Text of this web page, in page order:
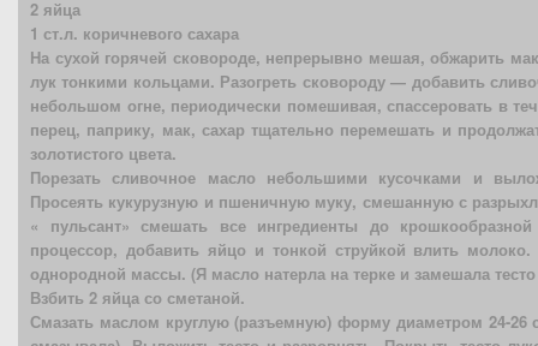
2 яйца
1 ст.л. коричневого сахара
На сухой горячей сковороде, непрерывно мешая, обжарить
лук тонкими кольцами. Разогреть сковороду — добавить
небольшом огне, периодически помешивая, спассеровать в
перец, паприку, мак, сахар тщательно перемешать и
золотистого цвета.
Порезать сливочное масло небольшими кусочками и
Просеять кукурузную и пшеничную муку, смешанную с
« пульсант» смешать все ингредиенты до
процессор, добавить яйцо и тонкой струйкой влить
однородной массы. (Я масло натерла на терке и замешала
Взбить 2 яйца со сметаной.
Смазать маслом круглую (разъемную) форму диаметром 24-